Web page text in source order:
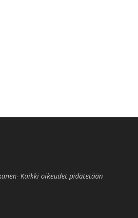
Kaikki oikeudet pidätetään